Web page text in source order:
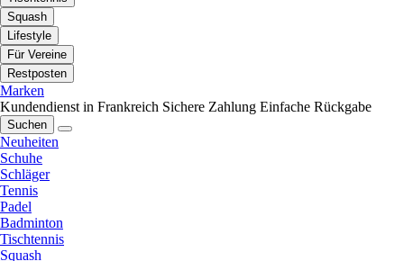
Squash
Lifestyle
Für Vereine
Restposten
Marken
Kundendienst in Frankreich Sichere Zahlung Einfache Rückgabe
Suchen
Neuheiten
Schuhe
Schläger
Tennis
Padel
Badminton
Tischtennis
Squash